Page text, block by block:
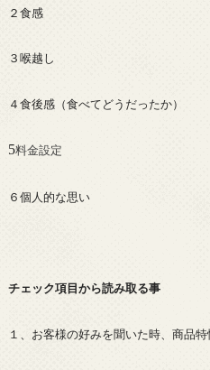
２食感
３喉越し
４食後感（食べてどうだったか）
5料金設定
６個人的な思い
チェック項目から読み取る事
１、お客様の好みを聞いた時、商品